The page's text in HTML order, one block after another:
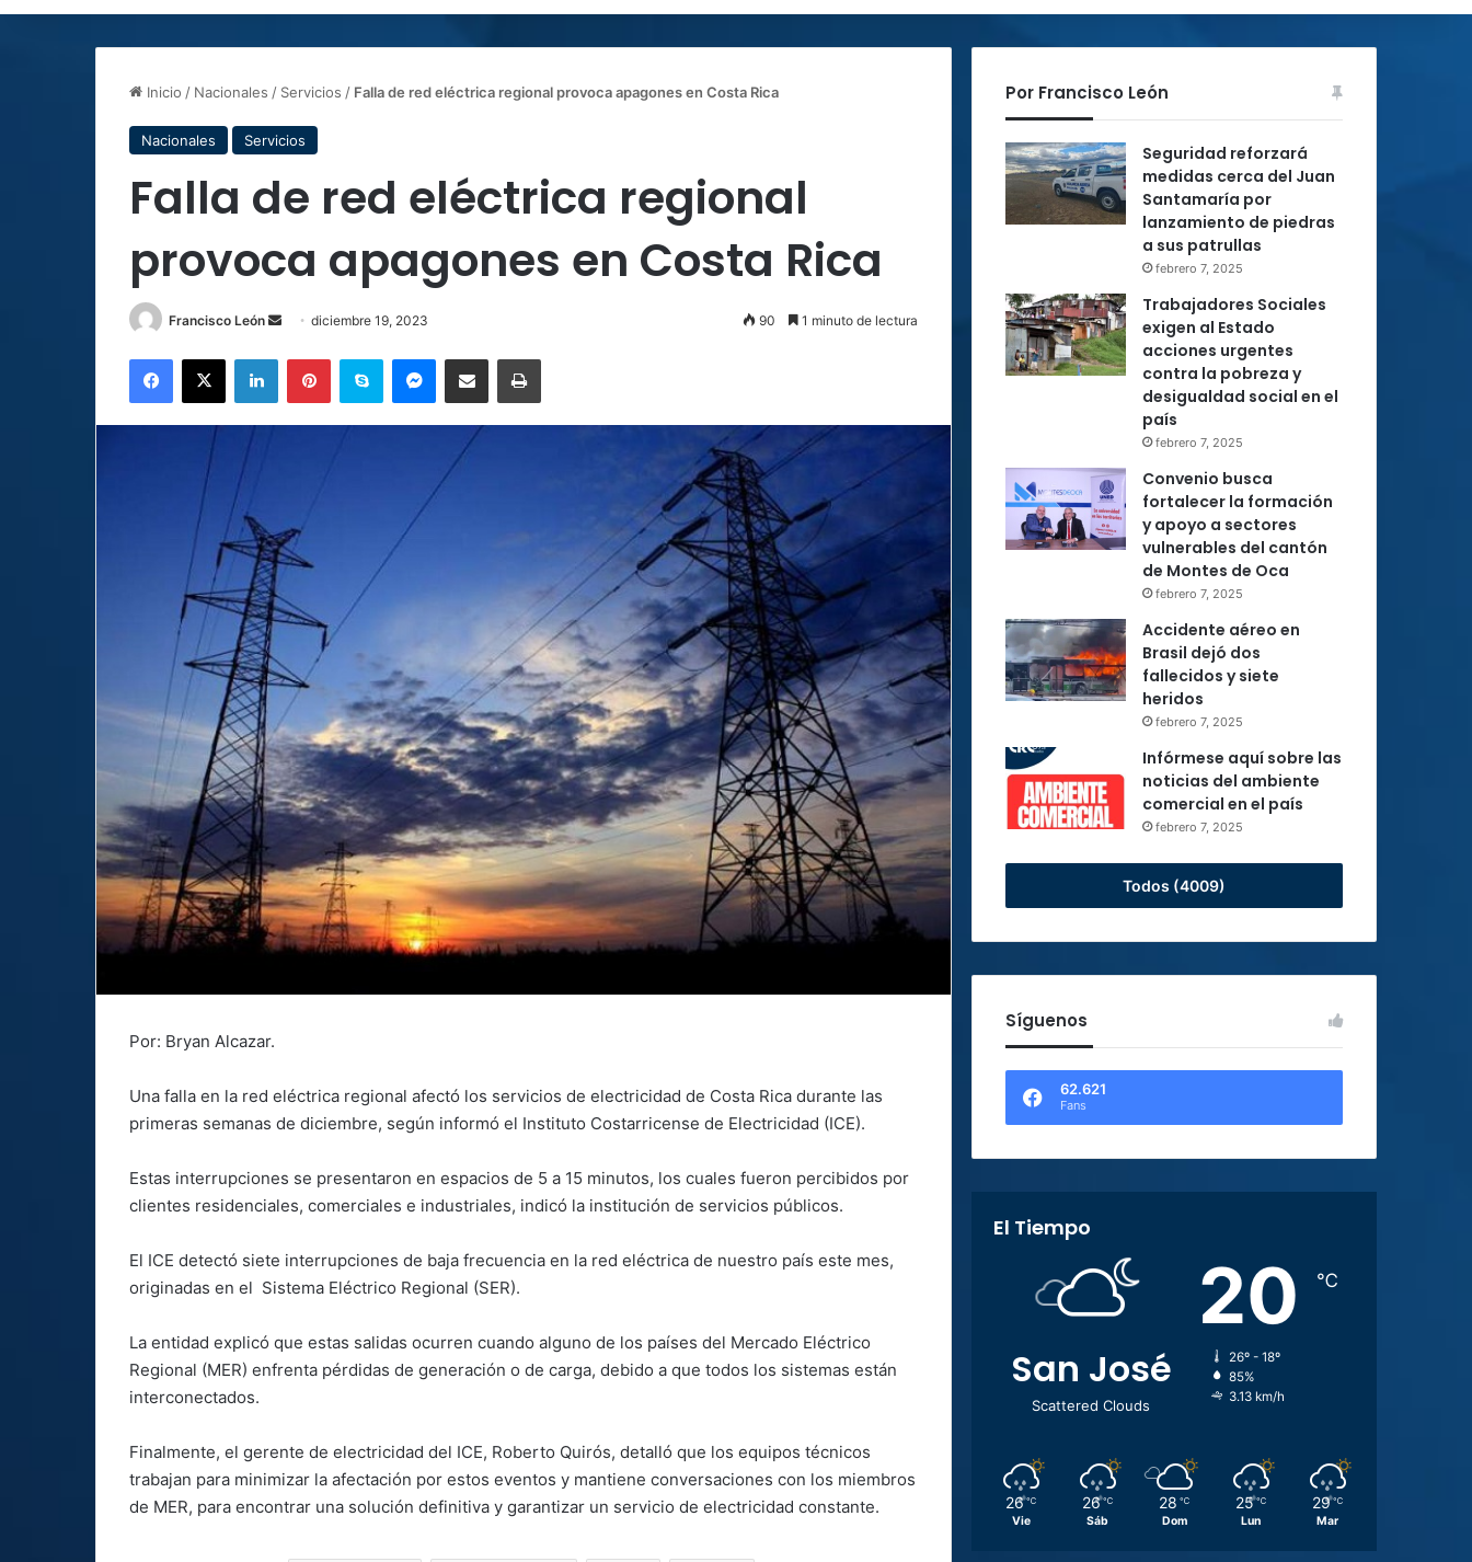
Inicio / Nacionales / Servicios / Falla de red eléctrica regional provoca apagones en Costa Rica
Nacionales Servicios
Falla de red eléctrica regional
provoca apagones en Costa Rica
Francisco León
Send
email
diciembre 19, 2023 90 1 minuto de lectura
Facebook
X LinkedInPinterestSkype MessengerCompartir por correo electrónicoImprimir
Por: Bryan Alcazar.
Una falla en la red eléctrica regional afectó los servicios de electricidad de Costa Rica durante las
primeras semanas de diciembre, según informó el Instituto Costarricense de Electricidad (ICE).
Estas interrupciones se presentaron en espacios de 5 a 15 minutos, los cuales fueron percibidos por
clientes residenciales, comerciales e industriales, indicó la institución de servicios públicos.
El ICE detectó siete interrupciones de baja frecuencia en la red eléctrica de nuestro país este mes,
originadas en el Sistema Eléctrico Regional (SER).
La entidad explicó que estas salidas ocurren cuando alguno de los países del Mercado Eléctrico
Regional (MER) enfrenta pérdidas de generación o de carga, debido a que todos los sistemas están
interconectados.
Finalmente, el gerente de electricidad del ICE, Roberto Quirós, detalló que los equipos técnicos
trabajan para minimizar la afectación por estos eventos y mantiene conversaciones con los miembros
de MER, para encontrar una solución definitiva y garantizar un servicio de electricidad constante.
Por Francisco León
Seguridad reforzará
medidas cerca del Juan
Santamaría por
lanzamiento de piedras
a sus patrullas
febrero 7, 2025
Trabajadores Sociales
exigen al Estado
acciones urgentes
contra la pobreza y
desigualdad social en el
país
febrero 7, 2025
Convenio busca
fortalecer la formación
y apoyo a sectores
vulnerables del cantón
de Montes de Oca
febrero 7, 2025
Accidente aéreo en
Brasil dejó dos
fallecidos y siete
heridos
febrero 7, 2025
Infórmese aquí sobre las
noticias del ambiente
comercial en el país
febrero 7, 2025
Todos (4009)
Síguenos
62.621
Fans
El Tiempo
San José
Scattered Clouds
20 ℃
26º - 18º
85%
3.13 km/h
26 ℃
Vie
26 ℃
Sáb
28 ℃
Dom
25 ℃
Lun
29 ℃
Mar